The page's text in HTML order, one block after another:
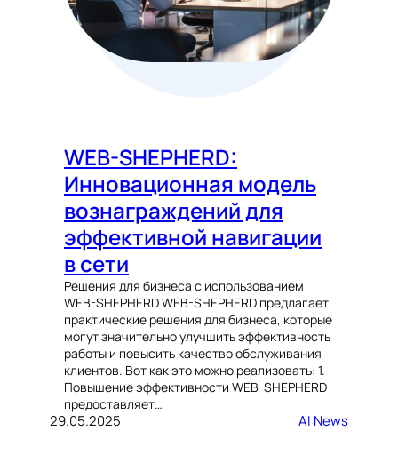
WEB-SHEPHERD:
Инновационная модель
вознаграждений для
эффективной навигации
в сети
Решения для бизнеса с использованием
WEB-SHEPHERD WEB-SHEPHERD предлагает
практические решения для бизнеса, которые
могут значительно улучшить эффективность
работы и повысить качество обслуживания
клиентов. Вот как это можно реализовать: 1.
Повышение эффективности WEB-SHEPHERD
предоставляет…
29.05.2025 AI News